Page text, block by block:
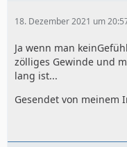
18. Dezember 2021 um
Ja wenn man
zölliges Gewinde und
lang ist...
Gesendet von meinem